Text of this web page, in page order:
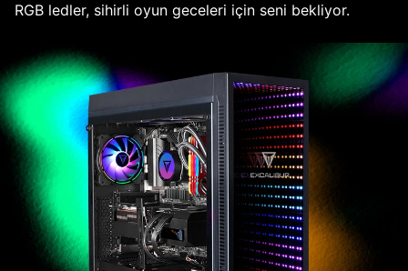
RGB ledler, sihirli oyun geceleri için seni bekliyor.